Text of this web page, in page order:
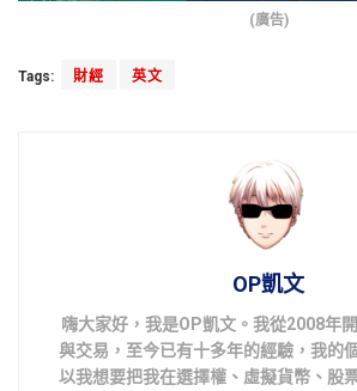
(廣告)
Tags: 財經 英文
OP凱文
嗨大家好，我是OP凱文。我從2008年
與交易，至今已有十多年的經驗，我的
以我想要把我在選擇權、虛擬貨幣、股